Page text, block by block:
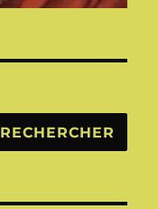
RECHERCHER